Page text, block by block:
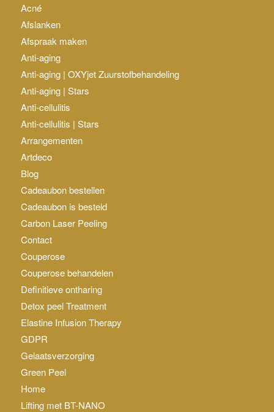
Acné
Afslanken
Afspraak maken
Anti-aging
Anti-aging | OXYjet Zuurstofbehandeling
Anti-aging | Stars
Anti-cellulitis
Anti-cellulitis | Stars
Arrangementen
Artdeco
Blog
Cadeaubon bestellen
Cadeaubon is besteld
Carbon Laser Peeling
Contact
Couperose
Couperose behandelen
Definitieve ontharing
Detox peel Treatment
Elastine Infusion Therapy
GDPR
Gelaatsverzorging
Green Peel
Home
Lifting met BT-NANO